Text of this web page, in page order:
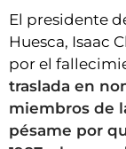
El presidente
Huesca, Isaac
por el
traslada en
miembros de
pésame por